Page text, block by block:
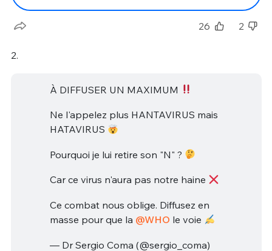
26 2
2.
À DIFFUSER UN MAXIMUM
Ne l'appelez plus HANTAVIRUS mais
HATAVIRUS
Pourquoi je lui retire son "N" ?
Car ce virus n'aura pas notre haine
Ce combat nous oblige. Diffusez en
masse pour que la @WHO le voie
— Dr Sergio Coma (@sergio_coma)